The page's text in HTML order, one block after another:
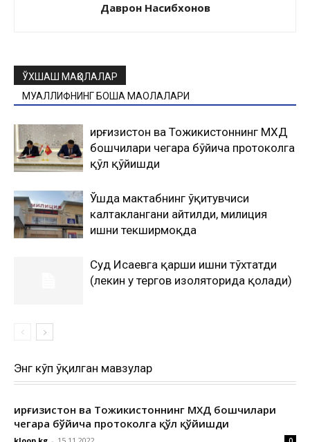
Даврон Насибхонов
ЎХШАШ МАҚОЛАЛАР
МУАЛЛИФНИНГ БОШҚА МАҚОЛАЛАРИ
Қирғизистон ва Тожикистоннинг МХДҚ
бошчилари чегара бўйича протоколга
қўл қўйишди
Ўшда мактабнинг ўқитувчиси
калтаклангани айтилди, милиция
ишни текширмоқда
Суд Исаевга қарши ишни тўхтатди
(лекин у тергов изоляторида қолади)
Энг кўп ўқилган мавзулар
Қирғизистон ва Тожикистоннинг МХДҚ бошчилари
чегара бўйича протоколга қўл қўйишди